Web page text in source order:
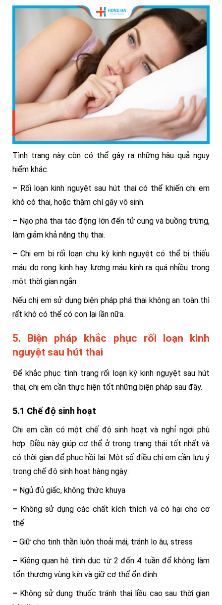
Tình trạng này còn có thể gây ra những hậu quả nguy
hiểm khác.
– Rối loạn kinh nguyệt sau hút thai có thể khiến chị em
khó có thai, hoặc thậm chí gây vô sinh.
– Nạo phá thai tác động lớn đến tử cung và buồng trứng,
làm giảm khả năng thụ thai.
–Chị em bị rối loạn chu kỳ kinh nguyệt có thể bị thiếu
máu do rong kinh hay lượng máu kinh ra quá nhiều trong
một thời gian ngắn.
Nếu chị em sử dụng biện pháp phá thai không an toàn thì
rất khó có thể có con lại lần nữa.
5. Biện pháp khắc phục rối loạn kinh
nguyệt sau hút thai
Để khắc phục tình trạng rối loạn kỳ kinh nguyệt sau hút
thai, chị em cần thực hiện tốt những biện pháp sau đây.
5.1 Chế độ sinh hoạt
Chị em cần có một chế độ sinh hoạt và nghỉ ngơi phù
hợp. Điều này giúp cơ thể ở trong trạng thái tốt nhất và
có thời gian để phục hồi lại. Một số điều chị em cần lưu ý
trong chế độ sinh hoạt hàng ngày:
– Ngủ đủ giấc, không thức khuya
– Không sử dụng các chất kích thích và có hại cho cơ
thể
– Giữ cho tinh thần luôn thoải mái, tránh lo âu, stress
– Kiêng quan hệ tình dục từ 2 đến 4 tuần để không làm
tổn thương vùng kín và giữ cơ thể ổn định
– Không sử dụng thuốc tránh thai liều cao sau thời gian